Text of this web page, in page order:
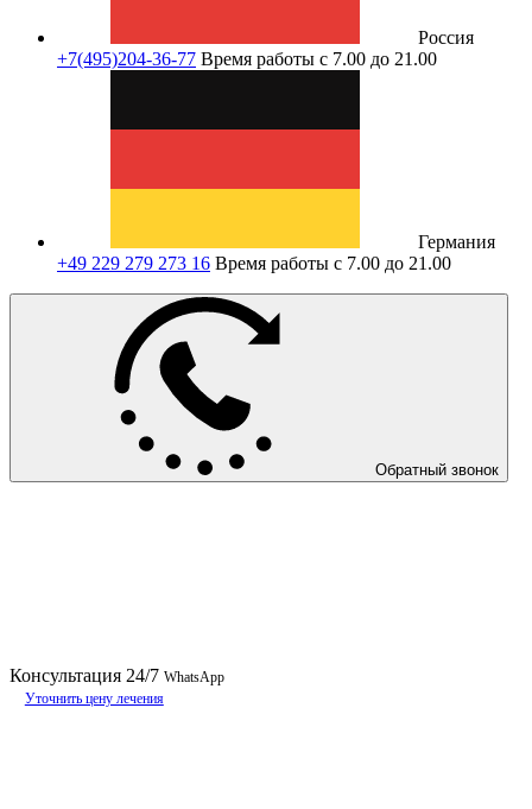
Россия
+7(495)204-36-77 Время работы с 7.00 до 21.00
Германия
+49 229 279 273 16 Время работы с 7.00 до 21.00
Обратный звонок
Консультация 24/7 WhatsApp
Уточнить цену лечения